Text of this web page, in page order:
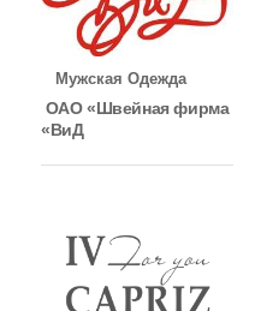
Мужская Одежда
ОАО «Швейная фирма
«ВиД